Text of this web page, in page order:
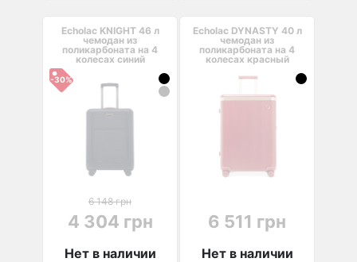
Echolac KNIGHT 46 л
чемодан из
поликарбоната на 4
колесах синий
-30%
6 148 грн
4 304 грн
Нет в наличии
Echolac DYNASTY 40 л
чемодан из
поликарбоната на 4
колесах красный
6 511 грн
Нет в наличии